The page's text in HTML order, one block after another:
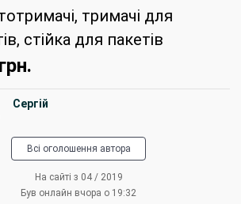
тримачі для
стійка для пакетів
грн.
Сергій
Всі оголошення автора
На сайті з 04 / 2019
Був онлайн вчора о 19:32